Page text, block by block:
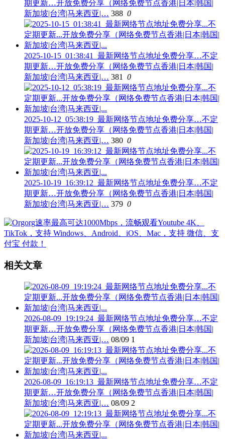
期更新…开放免费分享（网络免费节点香港|日本|韩国|
新加坡|台湾|马来西亚|… 388 0
2025-10-15_01:38:41_最新网络节点地址免费分享…不定
期更新…开放免费分享（网络免费节点香港|日本|韩国|
新加坡|台湾|马来西亚|… 381 0
2025-10-12_05:38:19_最新网络节点地址免费分享…不定
期更新…开放免费分享（网络免费节点香港|日本|韩国|
新加坡|台湾|马来西亚|… 380 0
2025-10-19_16:39:12_最新网络节点地址免费分享…不定
期更新…开放免费分享（网络免费节点香港|日本|韩国|
新加坡|台湾|马来西亚|… 379 0
相关文章
2026-08-09_19:19:24_最新网络节点地址免费分享…不定
期更新…开放免费分享（网络免费节点香港|日本|韩国|
新加坡|台湾|马来西亚|… 08/09 1
2026-08-09_16:19:13_最新网络节点地址免费分享…不定
期更新…开放免费分享（网络免费节点香港|日本|韩国|
新加坡|台湾|马来西亚|… 08/09 2